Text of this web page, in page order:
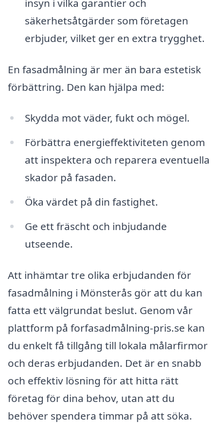
insyn i vilka garantier och
säkerhetsåtgärder som företagen
erbjuder, vilket ger en extra trygghet.
En fasadmålning är mer än bara estetisk
förbättring. Den kan hjälpa med:
Skydda mot väder, fukt och mögel.
Förbättra energieffektiviteten genom
att inspektera och reparera eventuella
skador på fasaden.
Öka värdet på din fastighet.
Ge ett fräscht och inbjudande
utseende.
Att inhämtar tre olika erbjudanden för
fasadmålning i Mönsterås gör att du kan
fatta ett välgrundat beslut. Genom vår
plattform på forfasadmålning-pris.se kan
du enkelt få tillgång till lokala målarfirmor
och deras erbjudanden. Det är en snabb
och effektiv lösning för att hitta rätt
företag för dina behov, utan att du
behöver spendera timmar på att söka.